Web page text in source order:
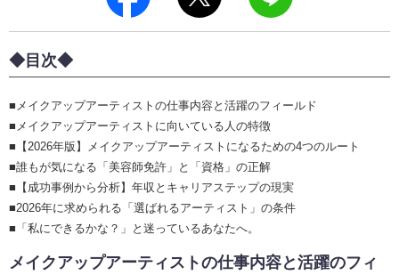
◆目次◆
■メイクアップアーティストの仕事内容と活躍のフィールド
■メイクアップアーティストに向いている人の特徴
■【2026年版】メイクアップアーティストになるための4つのルート
■誰もが気になる「美容師免許」と「資格」の正解
■【成功事例から分析】年収とキャリアステップの現実
■2026年に求められる「選ばれるアーティスト」の条件
■「私にできるかな？」と迷っているあなたへ。
メイクアップアーティストの仕事内容と活躍のフィ